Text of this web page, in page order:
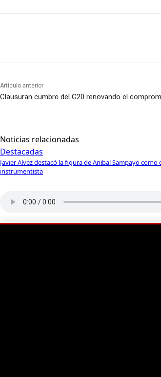
Artículo anterior
Clausuran cumbre del G20 renovando el
Noticias relacionadas
Destacadas
Javier Alvez destacó la figura de Anibal Sampayo
instrumentista